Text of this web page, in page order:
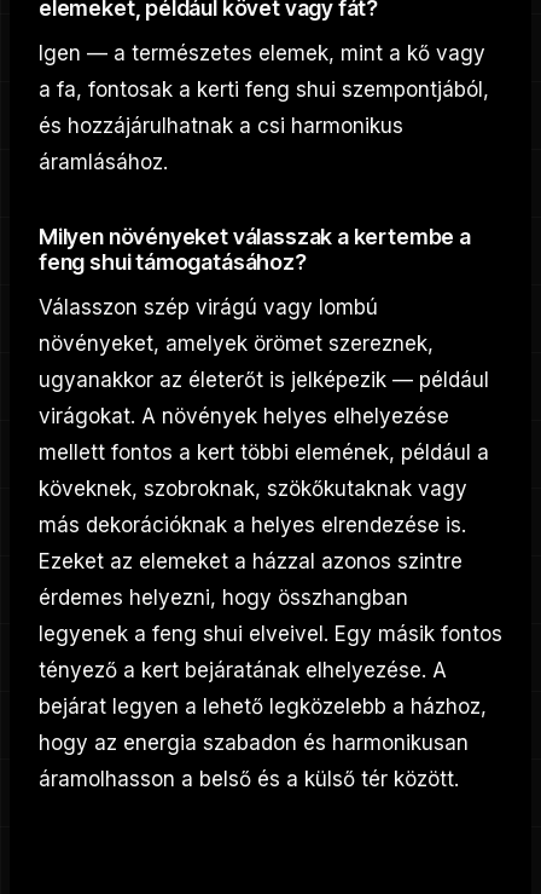
elemeket, például követ vagy fát?
Igen — a természetes elemek, mint a kő vagy
a fa, fontosak a kerti feng shui szempontjából,
és hozzájárulhatnak a csi harmonikus
áramlásához.
Milyen növényeket válasszak a kertembe a
feng shui támogatásához?
Válasszon szép virágú vagy lombú
növényeket, amelyek örömet szereznek,
ugyanakkor az életerőt is jelképezik — például
virágokat. A növények helyes elhelyezése
mellett fontos a kert többi elemének, például a
köveknek, szobroknak, szökőkutaknak vagy
más dekorációknak a helyes elrendezése is.
Ezeket az elemeket a házzal azonos szintre
érdemes helyezni, hogy összhangban
legyenek a feng shui elveivel. Egy másik fontos
tényező a kert bejáratának elhelyezése. A
bejárat legyen a lehető legközelebb a házhoz,
hogy az energia szabadon és harmonikusan
áramolhasson a belső és a külső tér között.